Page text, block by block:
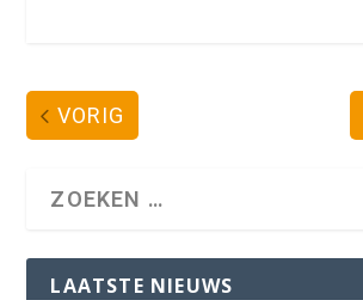
VORIG
LAATSTE NIEUWS